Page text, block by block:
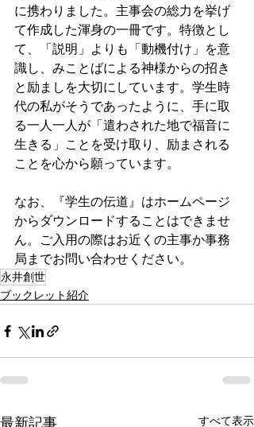
に携わりました。主事会の総力を挙げ
て作成した渾身の一冊です。特徴とし
て、「説明」よりも「動機付け」を意
識し、みことばによる神様からの招き
と励ましを大切にしています。学生時
代の私がそうであったように、手に取
る一人一人が「遣わされた地で福音に
生きる」ことを受け取り、励まされる
ことを心から願っています。
なお、『学生の伝道』はホームページ
からダウンロードすることはできませ
ん。ご入用の際はお近くの主事か事務
局までお問い合わせください。
永井創世
ブックレット紹介
最新記事 すべて表示